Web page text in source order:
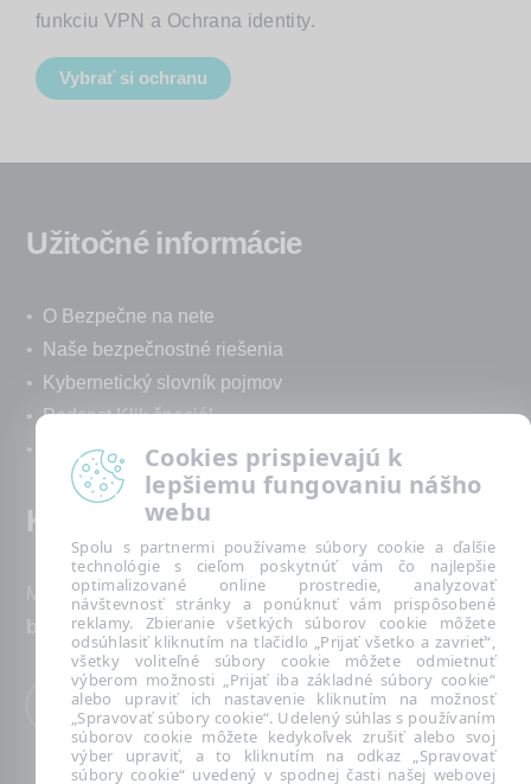
funkciu VPN a Ochrana identity.
Vybrať si ochranu
Užitočné informácie
• O Bezpečne na nete
•
Naše bezpečnostné riešenia
•
Kybernetický slovník pojmov
•Podcast Klik špeciál
•
Technická podpora spoločnosti ESET
Kontakt
Máte nezodpovedané otázky? Napíšte nám:
bezpecnenanete@eset.sk
Cookies prispievajú k
lepšiemu fungovaniu nášho
webu
Spolu s partnermi používame súbory cookie a ďalšie
technológie s cieľom poskytnúť vám čo najlepšie
optimalizované online prostredie, analyzovať
návštevnosť stránky a ponúknuť vám prispôsobené
reklamy. Zbieranie všetkých súborov cookie môžete
odsúhlasiť kliknutím na tlačidlo „Prijať všetko a zavrieť“,
všetky voliteľné súbory cookie môžete odmietnuť
výberom možnosti „Prijať iba základné súbory cookie“
alebo upraviť ich nastavenie kliknutím na možnosť
„Spravovať súbory cookie“. Udelený súhlas s používaním
súborov cookie môžete kedykoľvek zrušiť alebo svoj
výber upraviť, a to kliknutím na odkaz „Spravovať
súbory cookie“ uvedený v spodnej časti našej webovej